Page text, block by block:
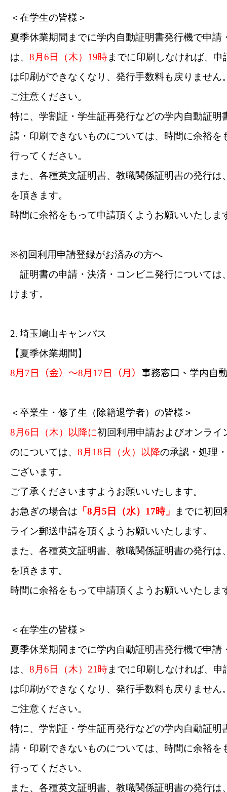
＜在学生の皆様＞
夏季休業期間までに学内自動証明書発行機で申請
は、 8 月 6 日（木） 19時までに印刷しなければ、申
は印刷ができなくなり、発行手数料も戻りません
ご注意ください。
特に、学割証・学生証再発行などの学内自動証明
請・印刷できないものについては、時間に余裕を
行ってください。
また、各種英文証明書、教職関係証明書の発行は
を頂きます。
時間に余裕をもって申請頂くようお願いいたしま
※初回利用申請登録がお済みの方へ
証明書の申請・決済・コンビニ発行については
けます。
2. 埼玉鳩山キャンパス
【夏季休業期間】
8月 7 日（金）～8月 17 日（月） 事務窓口、学内自
＜卒業生・修了生（除籍退学者）の皆様＞
8 月 6 日（木）以降に初回利用申請およびオンライ
のについては、 8 月 18 日（火）以降の承認・処理
ございます。
ご了承くださいますようお願いいたします。
お急ぎの場合は 「 8月 5 日（水） 17時」
までに初
ライン郵送申請を頂くようお願いいたします。
また、各種英文証明書、教職関係証明書の発行は
を頂きます。
時間に余裕をもって申請頂くようお願いいたしま
＜在学生の皆様＞
夏季休業期間までに学内自動証明書発行機で申請
は、 8 月 6 日（木） 21 時までに印刷しなければ、申
は印刷ができなくなり、発行手数料も戻りません
ご注意ください。
特に、学割証・学生証再発行などの学内自動証明
請・印刷できないものについては、時間に余裕を
行ってください。
また、各種英文証明書、教職関係証明書の発行は